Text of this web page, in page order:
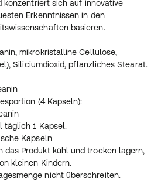
konzentriert sich auf innovative
Erkenntnissen in den
basieren.
mikrokristalline Cellulose,
Siliciumdioxid, pflanzliches Stearat.
(4 Kapseln):
täglich 1 Kapsel.
Kapseln
das Produkt kühl und trocken lagern,
kleinen Kindern.
nicht überschreiten.